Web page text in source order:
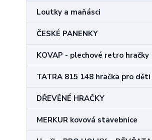
Loutky a maňásci
ČESKÉ PANENKY
KOVAP - plechové retro hračky
TATRA 815 148 hračka pro děti
DŘEVĚNÉ HRAČKY
MERKUR kovová stavebnice